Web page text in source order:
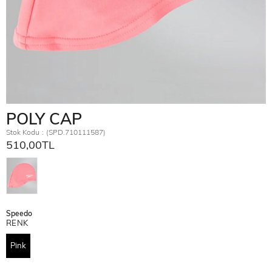
POLY CAP
Stok Kodu (SPD.710111587)
510,00TL
Speedo
RENK
Pink